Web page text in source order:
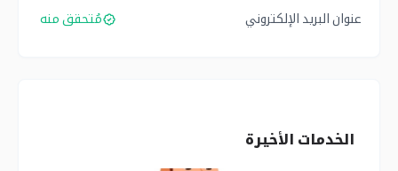
عنوان البريد الإلكتروني مُتحقق منه
الخدمات الأخيرة